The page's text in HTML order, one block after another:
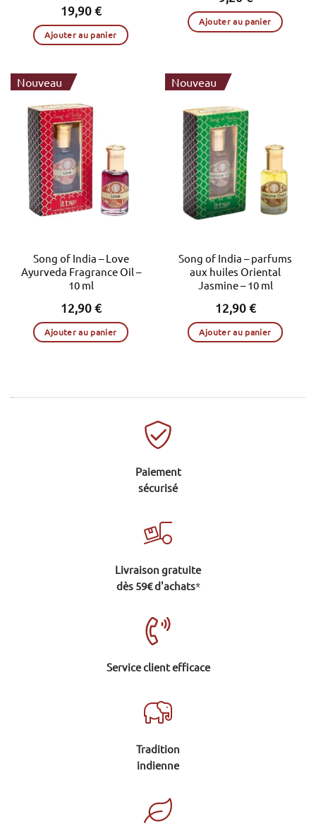
19,90€
Ajouter au panier
Ajouter au panier
Nouveau
Song of India – Love
Ayurveda Fragrance Oil –
10 ml
12,90€
Ajouter au panier
Nouveau
Song of India – parfums
aux huiles Oriental
Jasmine – 10 ml
12,90€
Ajouter au panier
Paiement
sécurisé
Livraison gratuite
dès 59€ d'achats*
Service client efficace
Tradition
indienne